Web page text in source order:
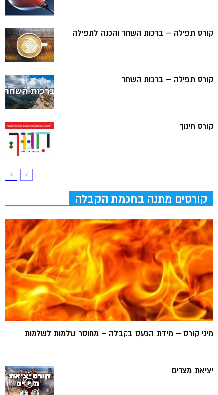
קורס תפילה – ברכות השחר והכנה לתפילה
קורס תפילה – ברכות השחר
קורס חינוך
קורסים מתנה בחכמת הקבלה
מיני קורס – מידת הכעס בקבלה – מחוסר שלמות לשלמות
יציאת מצרים